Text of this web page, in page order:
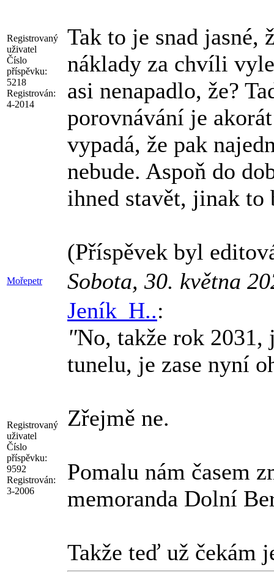
Registrovaný
uživatel
Číslo
příspěvku:
5218
Registrován:
4-2014
Tak to je snad jasné,
náklady za chvíli
asi nenapadlo, že?
porovnávání je
vypadá, že pak
nebude. Aspoň do
ihned stavět, jinak to
(Příspěvek byl
Mořepetr Sobota, 30. května
Registrovaný
uživatel
Číslo
příspěvku:
9592
Registrován:
3-2006
Jeník_H..:
"No, takže rok 2031,
tunelu, je zase nyní
Zřejmě ne.
Pomalu nám časem
memoranda Dolní
Takže teď už čekám